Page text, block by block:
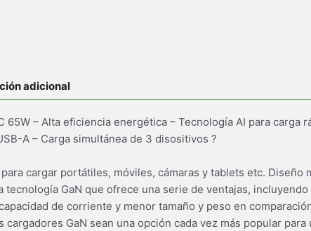
adicional
65W – Alta eficiencia energética – Tecnología AI para
A – Carga simultánea de 3 disositivos ?
cargar portátiles, móviles, cámaras y tablets etc. Diseño
tecnología GaN que ofrece una serie de ventajas,
de corriente y menor tamaño y peso en
cargadores GaN sean una opción cada vez más popular